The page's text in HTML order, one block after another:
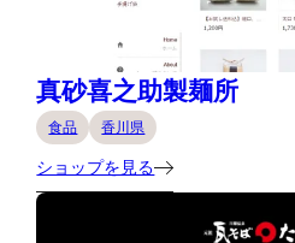
真砂喜之助製麺所
食品 香川県
ショップを見る